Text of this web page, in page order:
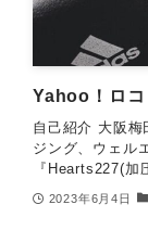
Yahoo！ロコ
自己紹介 大阪
ジング、ウェル
『Hearts227(加
2023年6月4日